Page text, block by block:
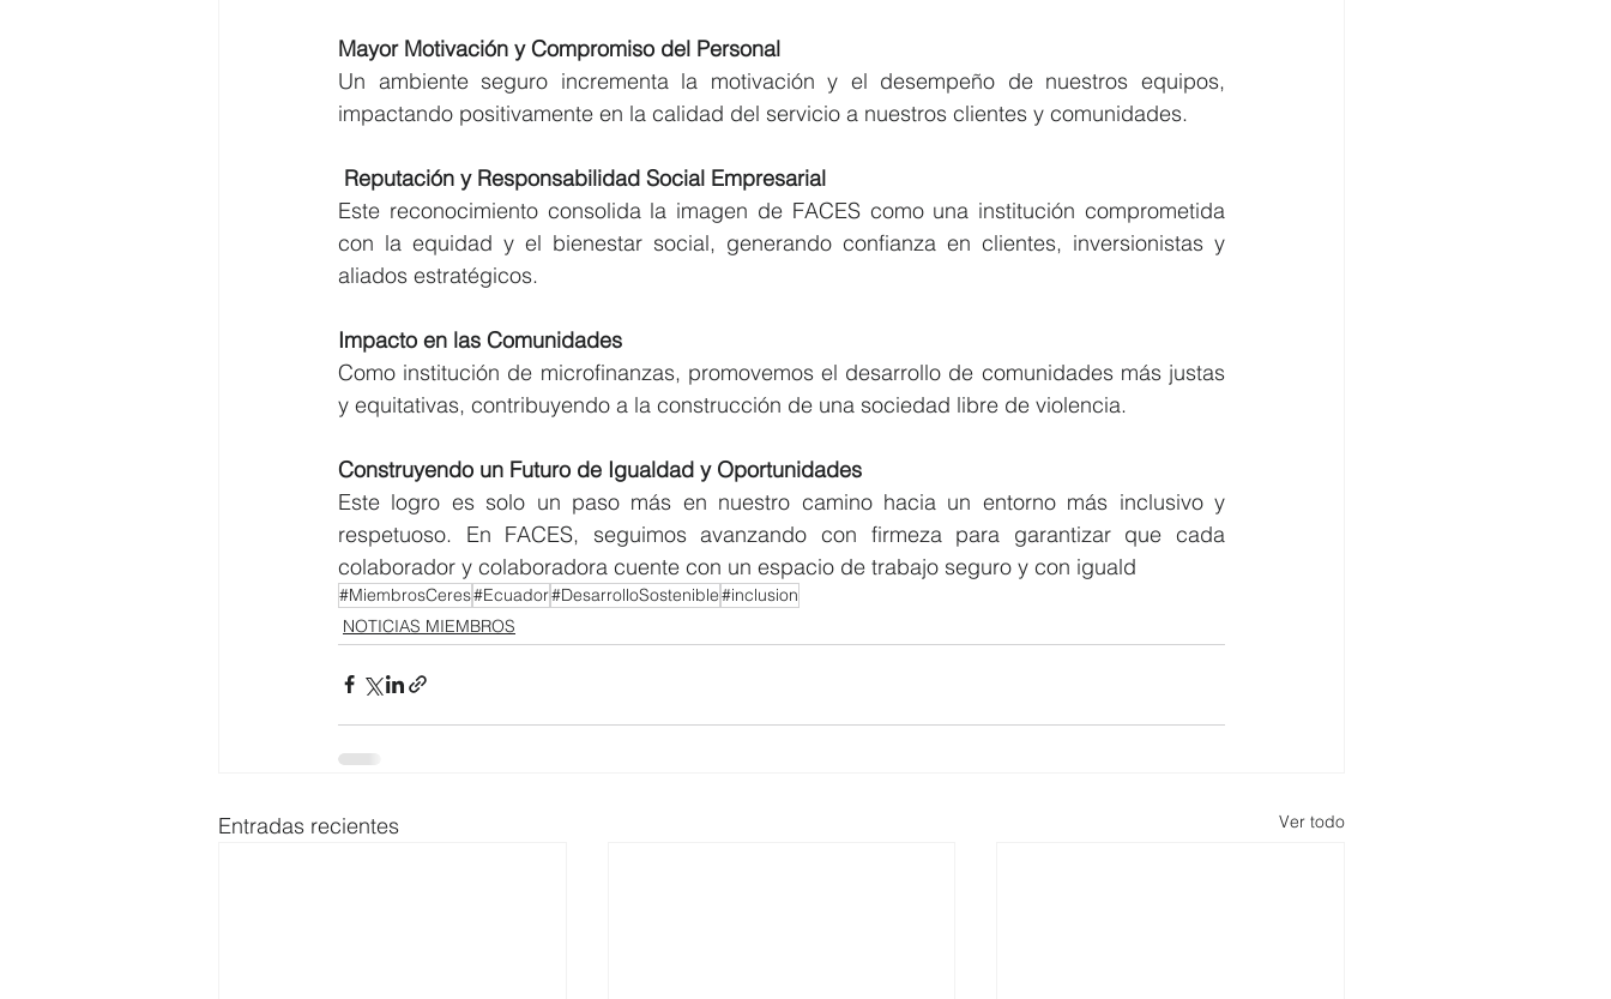
Mayor Motivación y Compromiso del Personal
Un ambiente seguro incrementa la motivación y el desempeño de nuestros equipos,
impactando positivamente en la calidad del servicio a nuestros clientes y comunidades.
Reputación y Responsabilidad Social Empresarial
Este reconocimiento consolida la imagen de FACES como una institución comprometida
con la equidad y el bienestar social, generando confianza en clientes, inversionistas y
aliados estratégicos.
Impacto en las Comunidades
Como institución de microfinanzas, promovemos el desarrollo de comunidades más justas
y equitativas, contribuyendo a la construcción de una sociedad libre de violencia.
Construyendo un Futuro de Igualdad y Oportunidades
Este logro es solo un paso más en nuestro camino hacia un entorno más inclusivo y
respetuoso. En FACES, seguimos avanzando con firmeza para garantizar que cada
colaborador y colaboradora cuente con un espacio de trabajo seguro y con iguald
#MiembrosCeres#Ecuador#DesarrolloSostenible#inclusion
NOTICIAS MIEMBROS
Entradas recientes Ver todo